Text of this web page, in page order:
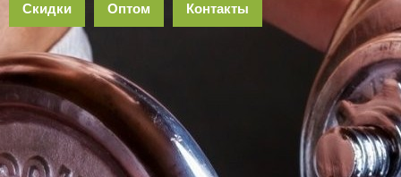
Скидки Оптом Контакты